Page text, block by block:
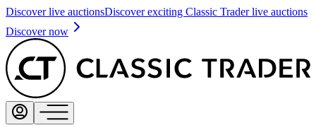
Discover live auctionsDiscover exciting Classic Trader live auctions
Discover now